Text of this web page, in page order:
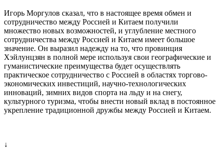
Игорь Моргулов сказал, что в настоящее время обмен и
сотрудничество между Россией и Китаем получили
множество новых возможностей, и углубление местного
сотрудничества между Россией и Китаем имеет большое
значение. Он выразил надежду на то, что провинция
Хэйлунцзян в полной мере используя свои географические и
гуманистические преимущества будет осуществлять
практическое сотрудничество с Россией в областях торгово-
экономических инвестиций, научно-технологических
инноваций, зимних видов спорта на льду и на снегу,
культурного туризма, чтобы внести новый вклад в постоянное
укрепление традиционной дружбы между Россией и Китаем.
↓